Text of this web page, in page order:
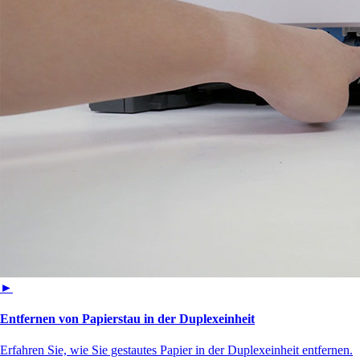
►
Entfernen von Papierstau in der Duplexeinheit
Erfahren Sie, wie Sie gestautes Papier in der Duplexeinheit entfernen.